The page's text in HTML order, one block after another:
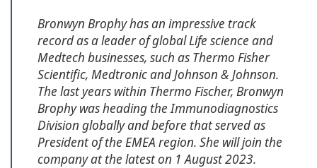
Bronwyn Brophy has an impressive track
record as a leader of global Life science and
Medtech businesses, such as Thermo Fisher
Scientific, Medtronic and Johnson & Johnson.
The last years within Thermo Fischer, Bronwyn
Brophy was heading the Immunodiagnostics
Division globally and before that served as
President of the EMEA region. She will join the
company at the latest on 1 August 2023.